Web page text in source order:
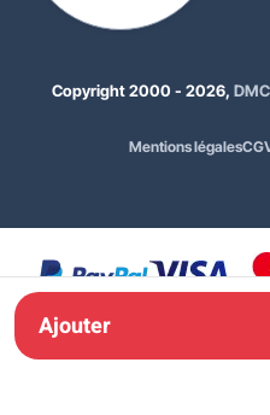
34,00 €HT
Ajouter
Copyright 2000 - 2026,
Mentions légales